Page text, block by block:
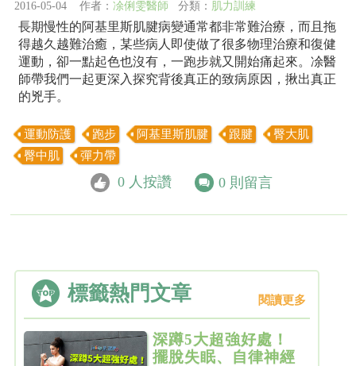
2016-05-04 作者： 凃俐雯醫師 分類： 肌力訓練
長期慢性的阿基里斯肌腱病變通常都非常難治療，而且拖
得越久越難治癒，某些病人即使做了很多物理治療和復健
運動，卻一點起色也沒有，一跑步就又開始痛起來。凃醫
師帶我們一起更深入探究背後真正的致病原因，揪出真正
的兇手。
運動防護 跑步 阿基里斯肌腱 跟腱
臀大肌
臀中肌
彈力帶
0 人按讚 0 則留言
標籤熱門文章 閱讀更多
深蹲5大超強好處！
擺脫失眠、自律神經